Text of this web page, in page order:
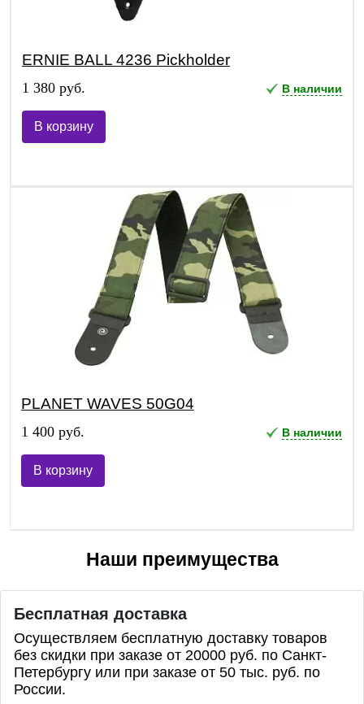
ERNIE BALL 4236 Pickholder
1 380 руб. В наличии
В корзину
PLANET WAVES 50G04
1 400 руб. В наличии
В корзину
Наши преимущества
Бесплатная доставка
Осуществляем бесплатную доставку товаров
без скидки при заказе от 20000 руб. по Санкт-
Петербургу или при заказе от 50 тыс. руб. по
России.